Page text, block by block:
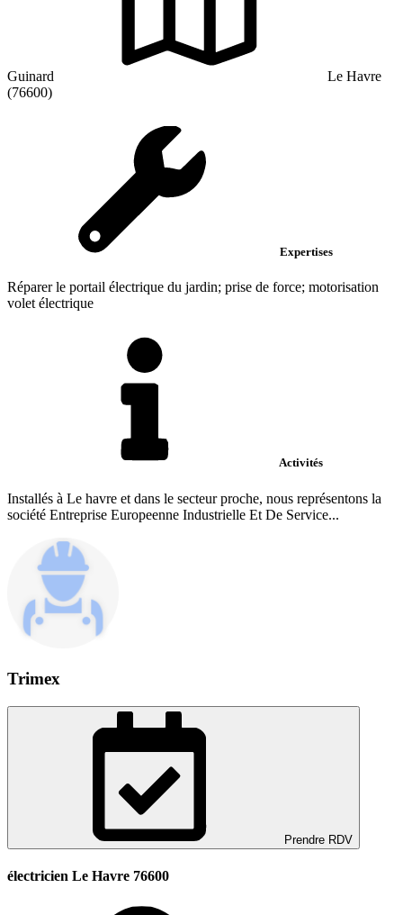
Guinard
Le Havre
(76600)
Expertises
Réparer le portail électrique du jardin; prise de force; motorisation
volet électrique
Activités
Installés à Le havre et dans le secteur proche, nous représentons la
société Entreprise Europeenne Industrielle Et De Service...
Trimex
Prendre RDV
électricien Le Havre 76600